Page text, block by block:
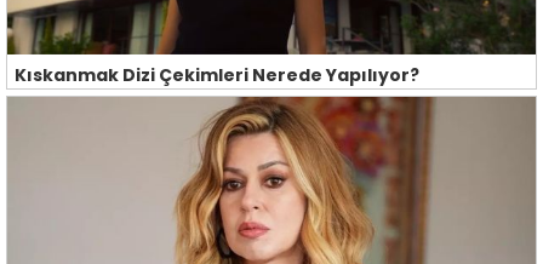
Kıskanmak Dizi Çekimleri Nerede Yapılıyor?